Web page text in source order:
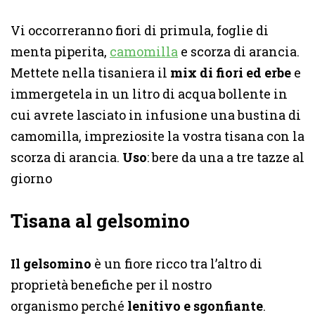
Vi occorreranno fiori di primula, foglie di
menta piperita, camomilla e scorza di arancia.
Mettete nella tisaniera il mix di fiori ed erbe e
immergetela in un litro di acqua bollente in
cui avrete lasciato in infusione una bustina di
camomilla, impreziosite la vostra tisana con la
scorza di arancia. Uso: bere da una a tre tazze al
giorno
Tisana al gelsomino
Il gelsomino è un fiore ricco tra l’altro di
proprietà benefiche per il nostro
organismo perché lenitivo e sgonfiante.